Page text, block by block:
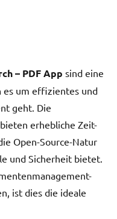
– PDF App sind eine
es um effizientes und
geht. Die
erhebliche Zeit-
Open-Source-Natur
und Sicherheit bietet.
ist dies die ideale